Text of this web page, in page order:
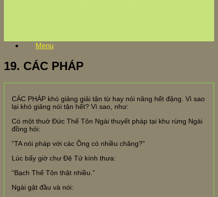
Menu
19. CÁC PHÁP
CÁC PHÁP khó giảng giải tận từ hay nói năng hết đặng. Vì sao
lại khó giảng nói tận hết? Vì sao, như:
Có một thuở Đức Thế Tôn Ngài thuyết pháp tại khu rừng Ngài
đồng hỏi:
“TA nói pháp với các Ông có nhiều chăng?”
Lúc bấy giờ chư Đệ Tử kính thưa:
“Bạch Thế Tôn thật nhiều.”
Ngài gật đầu và nói: